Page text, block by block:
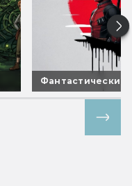
Фантастические